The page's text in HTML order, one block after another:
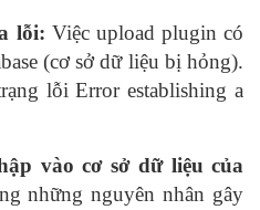
lỗi: Việc upload plugin có
(cơ sở dữ liệu bị hỏng).
lỗi Error establishing a
vào cơ sở dữ liệu của
những nguyên nhân gây